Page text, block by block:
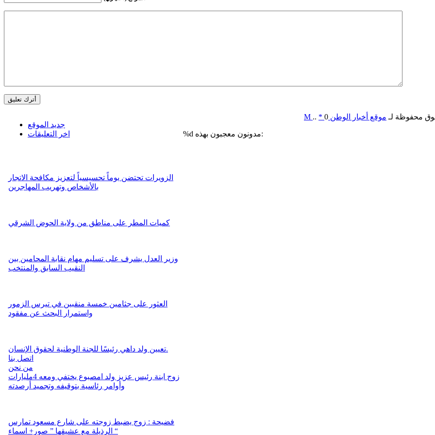
جديد الموقع
اخر التعليقات
الزويرات تحتضن يوماً تحسيسياً لتعزيز مكافحة الاتجار
بالأشخاص وتهريب المهاجرين
كميات المطر على مناطق من ولاية الحوض الشرقي
وزير العدل يشرف على تسليم مهام نقابة المحامين بين
النقيب السابق والمنتخب
العثور على جثامين خمسة منقبين في تيرس الزمور
واستمرار البحث عن مفقود
تعيين ولد داهي رئيسًا للجنة الوطنية لحقوق الإنسان.
اتصل بنا
من نحن
زوج ابنة رئيس عزيز ولد امصبوع يختفي ومعه 4مليارات
وأوامر رئاسية بتوقيفه وتجميد أرصدته
فضيحة : زوج يضبط زوجته على شارع مسعود تمارس
الرذيلة مع عشيقها ” صور+ اسماء “
M .. * محفوظة لـ موقع أخبار الوطن 0
%d مدونون معجبون بهذه: